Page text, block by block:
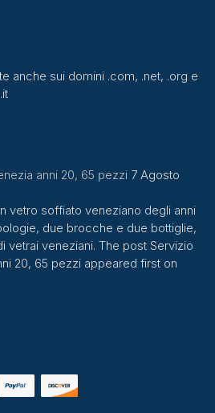
anche sui domini .com, .net, .org e
anni 20, 65 pezzi 7 Agosto
vetro soffiato veneziano degli anni
due brocche e due bottiglie,
vetrai veneziani. The post Servizio
20, 65 pezzi appeared first on